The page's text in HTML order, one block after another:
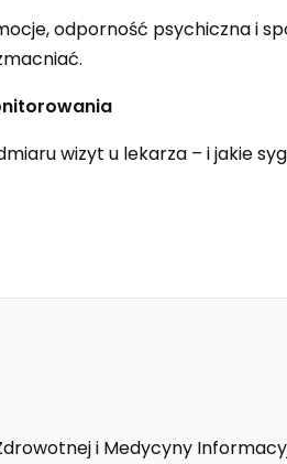
odporność psychiczna i
wizyt u lekarza – i jakie
i Medycyny